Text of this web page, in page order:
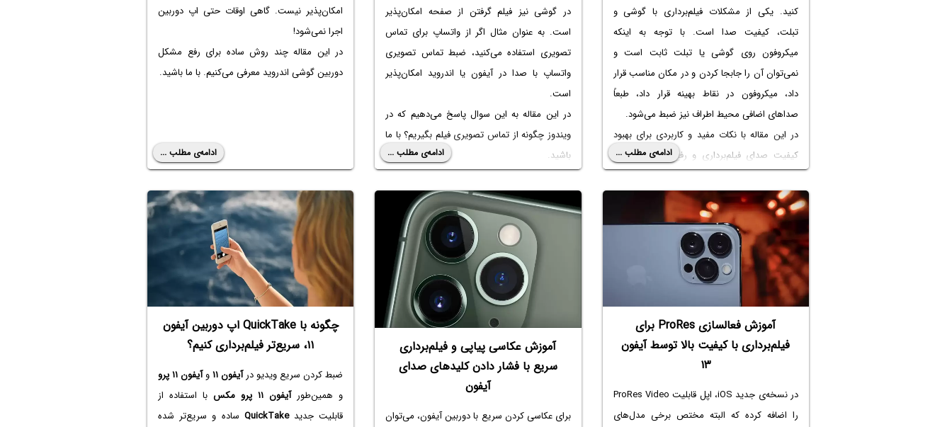
کنید. یکی از مشکلات فیلم‌برداری با گوشی و
تبلت، کیفیت صدا است. با توجه به اینکه
میکروفون روی گوشی یا تبلت ثابت است و
نمی‌توان آن را جابجا کردن و در مکان مناسب قرار
داد، میکروفون در نقاط بهینه قرار داد، طبعاً
صداهای اضافی محیط اطراف نیز ضبط می‌شود.
در این مقاله با نکات مفید و کاربردی برای بهبود
کیفیت صدای فیلم‌برداری و رفع مشکلاتی نظیر
صدا نداشتن فیلم در گوشی ایفونمی‌پردازیم. با ما
باشید.
ادامه‌ی مطلب ...
در گوشی نیز فیلم گرفتن از صفحه امکان‌پذیر
است. به عنوان مثال اگر از واتساپ برای تماس
تصویری استفاده می‌کنید، ضبط تماس تصویری
واتساپ با صدا در آیفونیا اندروید امکان‌پذیر
است.
در این مقاله به این سوال پاسخ می‌دهیم که در
ویندوز چگونه از تماس تصویری فیلم بگیریم؟ با ما
باشید.
ادامه‌ی مطلب ...
امکان‌پذیر نیست. گاهی اوقات حتی اپ دوربین
اجرا نمی‌شود!
در این مقاله چند روش ساده برای رفع مشکل
دوربین گوشی اندروید معرفی می‌کنیم. با ما باشید.
ادامه‌ی مطلب ...
آموزش فعالسازی ProRes برای
فیلم‌برداری با کیفیت بالا توسط آیفون
۱۳
در نسخه‌ی جدید iOS، اپل قابلیت ProRes Video
را اضافه کرده که البته مختص برخی مدل‌های
آموزش عکاسی پیاپی و فیلم‌برداری
سریع با فشار دادن کلیدهای صدای
آیفون
برای عکاسی کردن سریع با دوربین آیفون، می‌توان
چگونه با QuickTake اپ دوربین آیفون
۱۱، سریع‌تر فیلم‌برداری کنیم؟
ضبط کردن سریع ویدیو درآیفون ۱۱ وآیفون ۱۱ پرو
و همین‌طورآیفون ۱۱ پرو مکس
با استفاده از
قابلیت جدیدQuickTake ساده و سریع‌تر شده